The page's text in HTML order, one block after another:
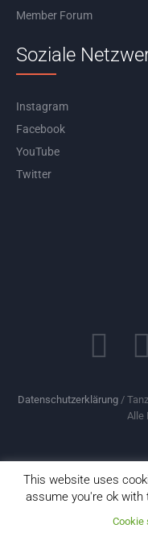
Member Forum
Soziale
Instagram
Facebook
YouTube
Twitter
Datenschutzerklärung/
Alle
This website uses
assume you're ok with
Cookie